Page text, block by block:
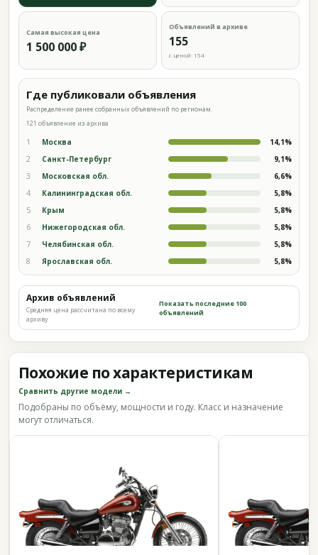
Самая высокая цена
1 500 000 ₽
Объявлений в архиве
155
с ценой: 154
Где публиковали объявления
Распределение ранее собранных объявлений по регионам.
121 объявление из архива
1 Москва 14,1%
2 Санкт-Петербург 9,1%
3 Московская обл. 6,6%
4 Калининградская обл. 5,8%
5 Крым 5,8%
6 Нижегородская обл. 5,8%
7 Челябинская обл. 5,8%
8 Ярославская обл. 5,8%
Архив объявлений
Средняя цена рассчитана по всему
архиву
Показать последние 100
объявлений
Похожие по характеристикам
Сравнить другие модели →
Подобраны по объёму, мощности и году. Класс и назначение
могут отличаться.